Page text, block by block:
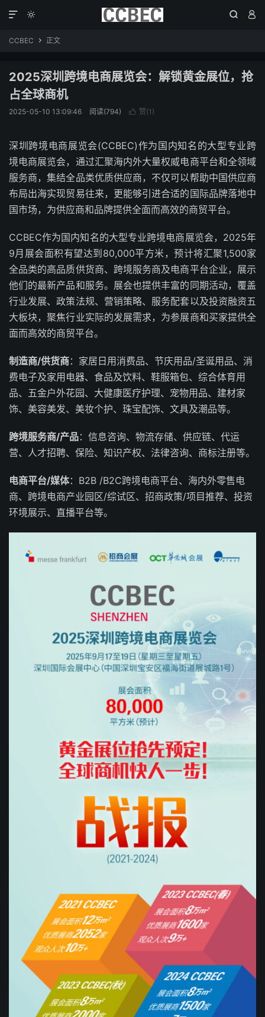
  

CCBEC  正文
2025深圳跨境电商展览会：解锁黄金展位，抢
占全球商机
2025-05-10 13:09:46 阅读(794)  赞(1 )
深圳跨境电商展览会(CCBEC)作为国内知名的大型专业跨
境电商展览会，通过汇聚海内外大量权威电商平台和全领域
服务商，集结全品类优质供应商，不仅可以帮助中国供应商
布局出海实现贸易往来，更能够引进合适的国际品牌落地中
国市场，为供应商和品牌提供全面而高效的商贸平台。
CCBEC作为国内知名的大型专业跨境电商展览会，2025年
9月展会面积有望达到80,000平方米，预计将汇聚1,500家
全品类的高品质供货商、跨境服务商及电商平台企业，展示
他们的最新产品和服务。展会也提供丰富的同期活动，覆盖
行业发展、政策法规、营销策略、服务配套以及投资融资五
大板块，聚焦行业实际的发展需求，为参展商和买家提供全
面而高效的商贸平台。
制造商/供货商：家居日用消费品、节庆用品/圣诞用品、消
费电子及家用电器、食品及饮料、鞋服箱包、综合体育用
品、五金户外花园、大健康医疗护理、宠物用品、建材家
饰、美容美发、美妆个护、珠宝配饰、文具及潮品等。
跨境服务商/产品：信息咨询、物流存储、供应链、代运
营、人才招聘、保险、知识产权、法律咨询、商标注册等。
电商平台/媒体：B2B /B2C跨境电商平台、海内外零售电
商、跨境电商产业园区/综试区、招商政策/项目推荐、投资
环境展示、直播平台等。